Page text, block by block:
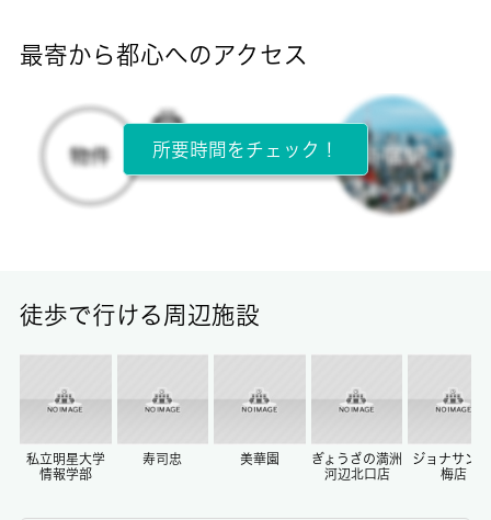
所在階
2階 / 3階建
-/-
最寄から都心へのアクセス
所要時間をチェック！
徒歩で行ける周辺施設
私立明星大学
情報学部
寿司忠 美華園
ぎょうざの満洲
河辺北口店
ジョナサン
梅店